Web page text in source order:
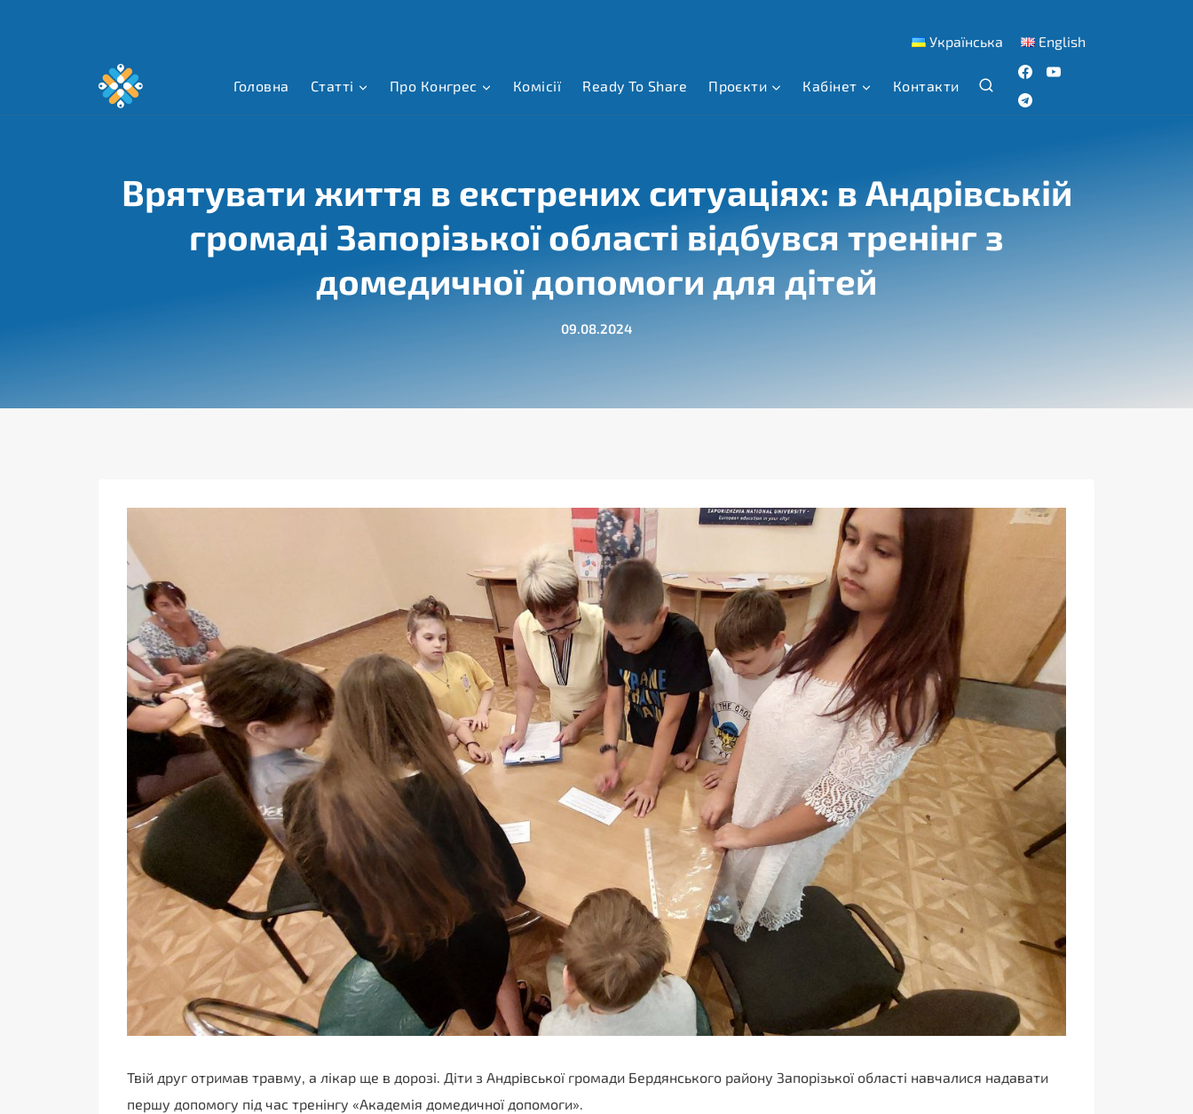
Українська English
Головна Статті Про Конгрес Комісії Ready To Share Проєкти Кабінет Контакти
Врятувати життя в екстрених ситуаціях: в Андрівській
громаді Запорізької області відбувся тренінг з
домедичної допомоги для дітей
09.08.2024
Твій друг отримав травму, а лікар ще в дорозі. Діти з Андрівської громади Бердянського району Запорізької області навчалися надавати
першу допомогу під час тренінгу «Академія домедичної допомоги».